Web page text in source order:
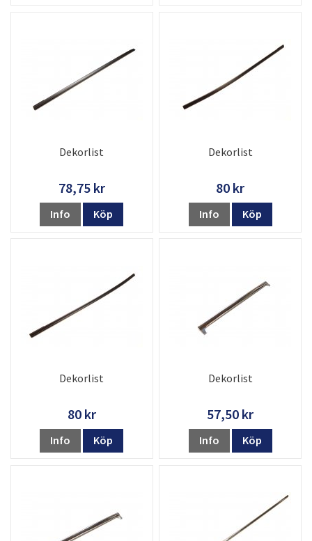
Dekorlist
78,75 kr
Info Köp
Dekorlist
80 kr
Info Köp
Dekorlist
80 kr
Info Köp
Dekorlist
57,50 kr
Info Köp